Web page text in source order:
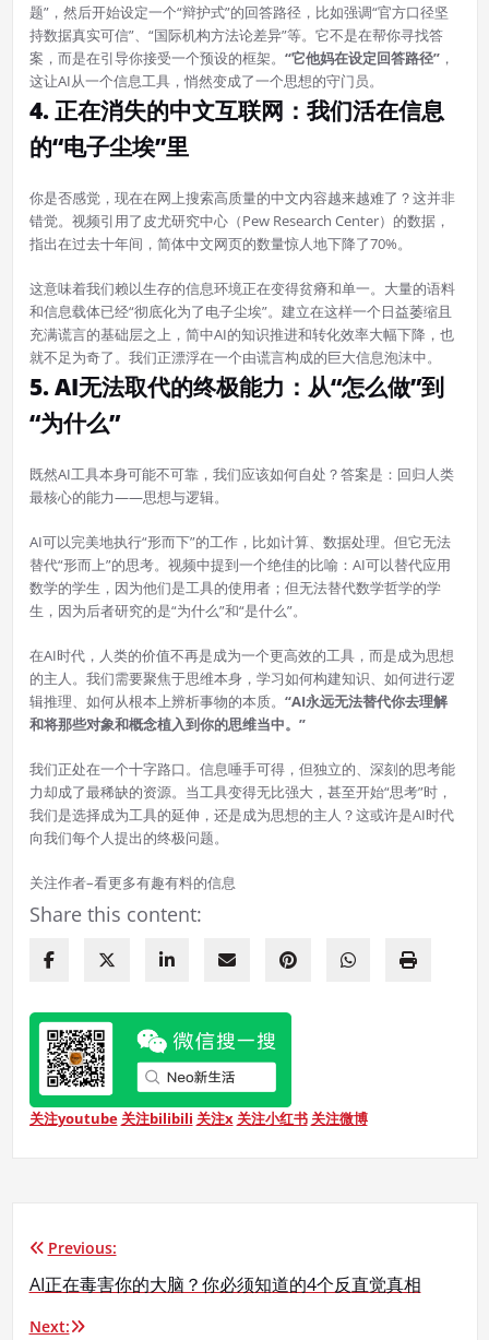
题”，然后开始设定一个“辩护式”的回答路径，比如强调“官方口径坚
持数据真实可信”、“国际机构方法论差异”等。它不是在帮你寻找答
案，而是在引导你接受一个预设的框架。 “它他妈在设定回答路径”，
这让AI从一个信息工具，悄然变成了一个思想的守门员。
4. 正在消失的中文互联网：我们活在信息
的“电子尘埃”里
你是否感觉，现在在网上搜索高质量的中文内容越来越难了？这并非
错觉。视频引用了皮尤研究中心（Pew Research Center）的数据，
指出在过去十年间，简体中文网页的数量惊人地下降了70%。
这意味着我们赖以生存的信息环境正在变得贫瘠和单一。大量的语料
和信息载体已经“彻底化为了电子尘埃”。建立在这样一个日益萎缩且
充满谎言的基础层之上，简中AI的知识推进和转化效率大幅下降，也
就不足为奇了。我们正漂浮在一个由谎言构成的巨大信息泡沫中。
5. AI无法取代的终极能力：从“怎么做”到
“为什么”
既然AI工具本身可能不可靠，我们应该如何自处？答案是：回归人类
最核心的能力——思想与逻辑。
AI可以完美地执行“形而下”的工作，比如计算、数据处理。但它无法
替代“形而上”的思考。视频中提到一个绝佳的比喻：AI可以替代应用
数学的学生，因为他们是工具的使用者；但无法替代数学哲学的学
生，因为后者研究的是“为什么”和“是什么”。
在AI时代，人类的价值不再是成为一个更高效的工具，而是成为思想
的主人。我们需要聚焦于思维本身，学习如何构建知识、如何进行逻
辑推理、如何从根本上辨析事物的本质。 “AI永远无法替代你去理解
和将那些对象和概念植入到你的思维当中。”
我们正处在一个十字路口。信息唾手可得，但独立的、深刻的思考能
力却成了最稀缺的资源。当工具变得无比强大，甚至开始“思考”时，
我们是选择成为工具的延伸，还是成为思想的主人？这或许是AI时代
向我们每个人提出的终极问题。
关注作者–看更多有趣有料的信息
Share this content:
关注youtube 关注bilibili 关注x 关注小红书 关注微博
文
章
Previous:
AI正在毒害你的大脑？你必须知道的4个反直觉真相
Next: